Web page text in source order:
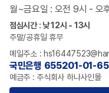
월~금요일 : 오전 9시 - 오
점심시간 : 낮 12시 - 13시
주말/공휴일 휴무
메일주소 :
국민은행 655201-01-
예금주 : 주식회사 하나사인몰